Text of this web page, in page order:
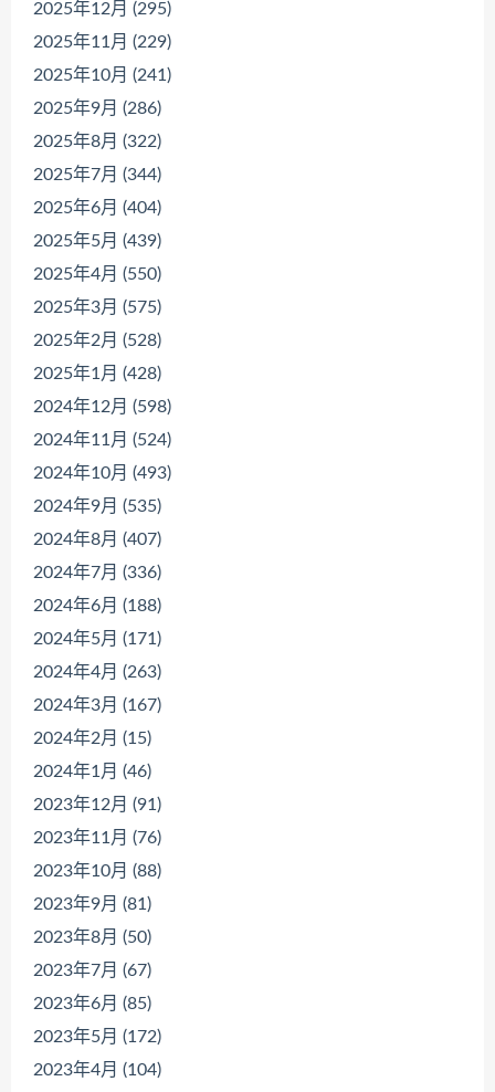
2025年12月 (295)
2025年11月 (229)
2025年10月 (241)
2025年9月 (286)
2025年8月 (322)
2025年7月 (344)
2025年6月 (404)
2025年5月 (439)
2025年4月 (550)
2025年3月 (575)
2025年2月 (528)
2025年1月 (428)
2024年12月 (598)
2024年11月 (524)
2024年10月 (493)
2024年9月 (535)
2024年8月 (407)
2024年7月 (336)
2024年6月 (188)
2024年5月 (171)
2024年4月 (263)
2024年3月 (167)
2024年2月 (15)
2024年1月 (46)
2023年12月 (91)
2023年11月 (76)
2023年10月 (88)
2023年9月 (81)
2023年8月 (50)
2023年7月 (67)
2023年6月 (85)
2023年5月 (172)
2023年4月 (104)